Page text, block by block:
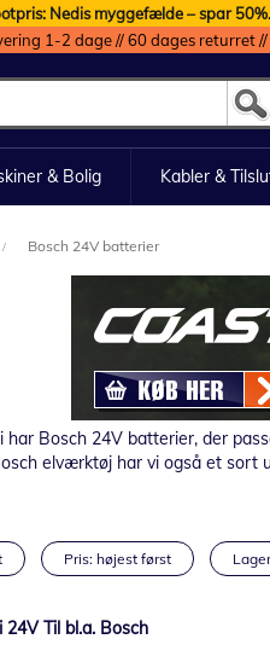
Nedis myggefælde – spar 50%.
1-2 dage // 60 dages returret
& Bolig Kabler &
Bosch 24V batterier
har Bosch 24V batterier, der
elværktøj har vi også et
Pris: højest først
Til bl.a. Bosch